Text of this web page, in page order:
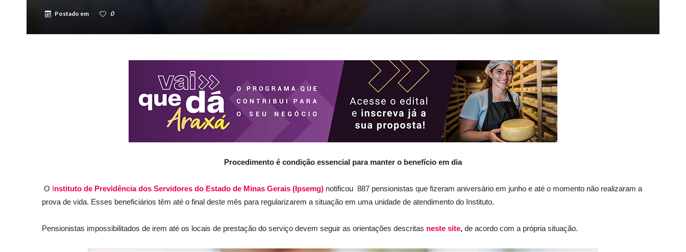
Postado em 0
Procedimento é condição essencial para manter o benefício em dia
O Instituto de Previdência dos Servidores do Estado de Minas Gerais (Ipsemg) notificou 887 pensionistas que fizeram aniversário em junho e até o momento não realizaram a
prova de vida. Esses beneficiários têm até o final deste mês para regularizarem a situação em uma unidade de atendimento do Instituto.
Pensionistas impossibilitados de irem até os locais de prestação do serviço devem seguir as orientações descritas neste site, de acordo com a própria situação.